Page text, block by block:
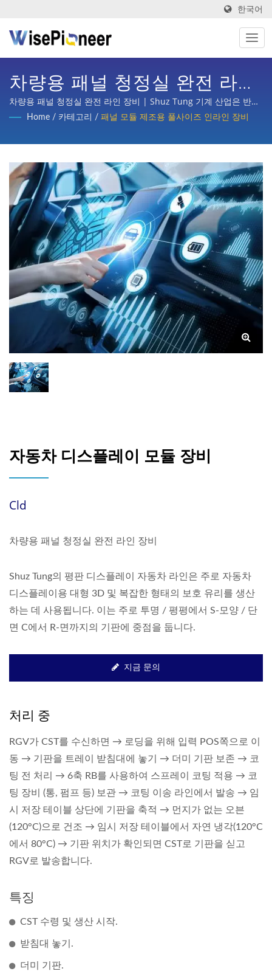
한국어
차량용 패널 청정실 완전 라인
장비 | 지능형 프로세스 장비:
차량용 패널 청정실 완전 라인 장비 | Shuz Tung 기계 산업은 반도
체, 평면 디스플레이 공정, 인쇄회로 기판, 지능형 의료 이미징, 자전
주요 기업으로부터 상당한 신뢰와 지원을 받았습니다.
Home / 카테고리 / 패널 모듈 제조용 풀사이즈 인라인 장비
자동차 디스플레이 모듈 장비
Cld
차량용 패널 청정실 완전 라인 장비
Shuz Tung의 평판 디스플레이 자동차 라인은 주로 자동차
디스플레이용 대형 3D 및 복잡한 형태의 보호 유리를 생산
하는 데 사용됩니다. 이는 주로 투명 / 평평에서 S-모양 / 단
면 C에서 R-면까지의 기판에 중점을 둡니다.
지금 문의
처리 중
RGV가 CST를 수신하면 → 로딩을 위해 입력 POS쪽으로 이
동 → 기판을 트레이 받침대에 놓기 → 더미 기판 보존 → 코
팅 전 처리 → 6축 RB를 사용하여 스프레이 코팅 적용 → 코
팅 장비 (통, 펌프 등) 보관 → 코팅 이송 라인에서 발송 → 임
시 저장 테이블 상단에 기판을 축적 → 먼지가 없는 오븐
(120°C)으로 건조 → 임시 저장 테이블에서 자연 냉각(120°C
에서 80°C) → 기판 위치가 확인되면 CST로 기판을 싣고
RGV로 발송합니다.
특징
CST 수령 및 생산 시작.
받침대 놓기.
더미 기판.